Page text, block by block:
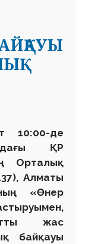
10:00-де
ҚР
Орталық
Алматы
«Өнер
жас
байқауы